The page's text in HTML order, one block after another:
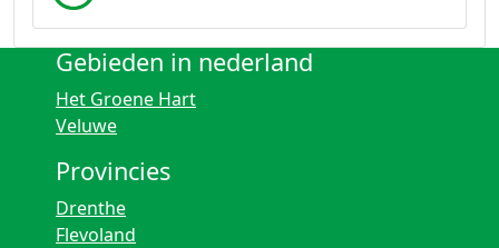
Gebieden in nederland
Het Groene Hart
Veluwe
Provincies
Drenthe
Flevoland